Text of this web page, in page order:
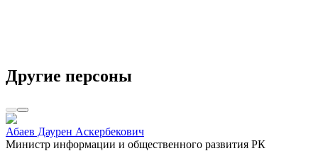
Другие персоны
Абаев Даурен Аскербекович
Министр информации и общественного развития РК